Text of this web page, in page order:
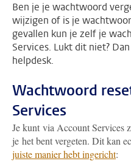
Ben je je wachtwoord
wijzigen of is je
gevallen kun je zelf je
Services. Lukt dit niet?
helpdesk.
Wachtwoord
Services
Je kunt via Account Services
je het bent vergeten. Dit kan
juiste manier hebt ingericht: